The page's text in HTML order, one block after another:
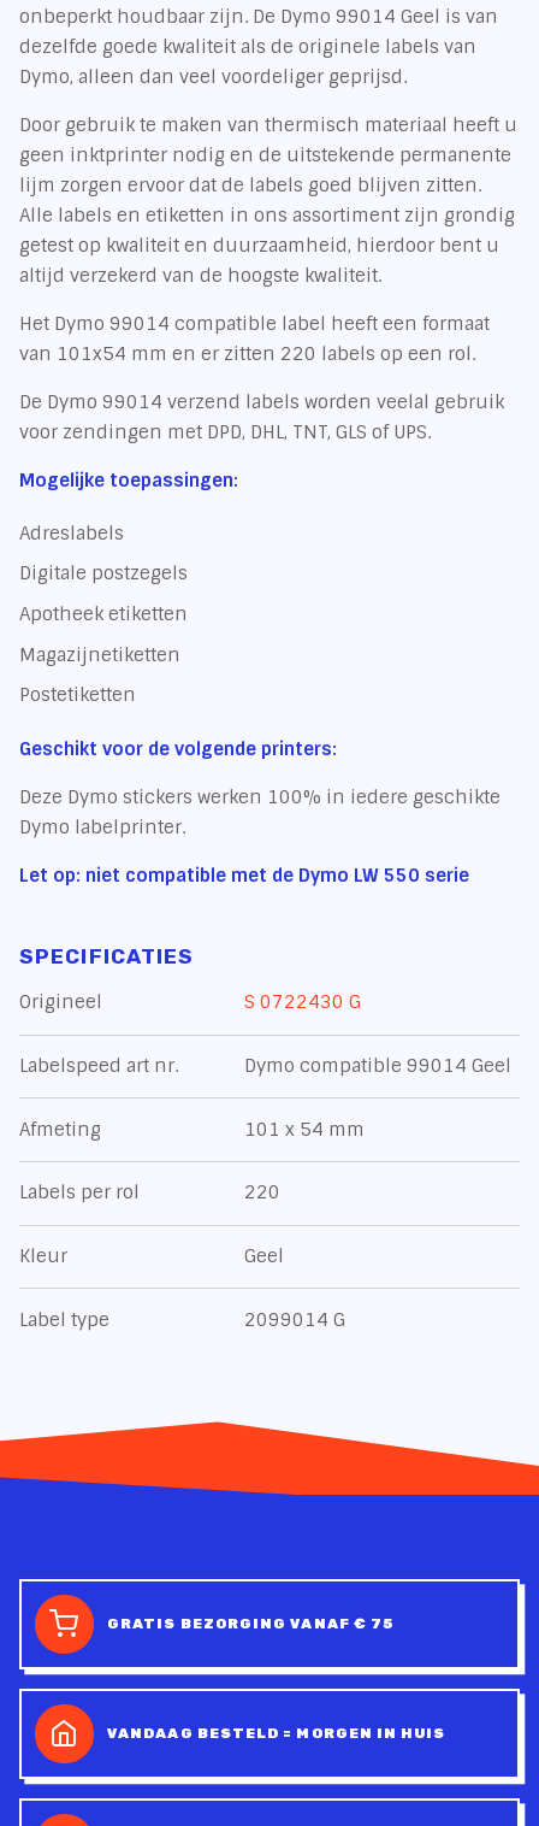
onbeperkt houdbaar zijn. De Dymo 99014 Geel is van
dezelfde goede kwaliteit als de originele labels van
Dymo, alleen dan veel voordeliger geprijsd.
Door gebruik te maken van thermisch materiaal heeft u
geen inktprinter nodig en de uitstekende permanente
lijm zorgen ervoor dat de labels goed blijven zitten.
Alle labels en etiketten in ons assortiment zijn grondig
getest op kwaliteit en duurzaamheid, hierdoor bent u
altijd verzekerd van de hoogste kwaliteit.
Het Dymo 99014 compatible label heeft een formaat
van 101x54 mm en er zitten 220 labels op een rol.
De Dymo 99014 verzend labels worden veelal gebruik
voor zendingen met DPD, DHL, TNT, GLS of UPS.
Mogelijke toepassingen:
Adreslabels
Digitale postzegels
Apotheek etiketten
Magazijnetiketten
Postetiketten
Geschikt voor de volgende printers:
Deze Dymo stickers werken 100% in iedere geschikte
Dymo labelprinter.
Let op: niet compatible met de Dymo LW 550 serie
SPECIFICATIES
Origineel
S 0722430 G
Labelspeed art nr. Dymo compatible 99014 Geel
Afmeting 101 x 54 mm
Labels per rol 220
Kleur Geel
Label type 2099014 G
GRATIS BEZORGING VANAF € 75
VANDAAG BESTELD = MORGEN IN HUIS